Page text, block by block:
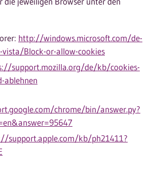
http://windows.microsoft.com/de-
vista/Block-or-allow-cookies
support.mozilla.org/de/kb/cookies-
ablehnen
chrome/bin/answer.py?
support.apple.com/kb/ph21411?